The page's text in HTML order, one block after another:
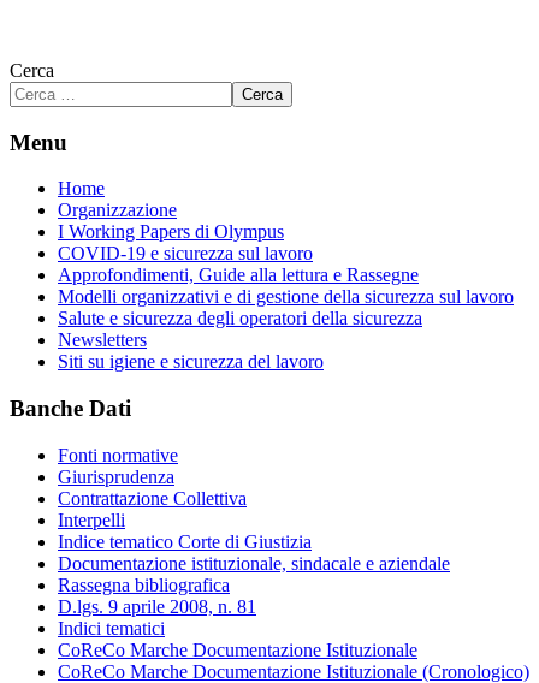
Cerca
Cerca
Menu
Home
Organizzazione
I Working Papers di Olympus
COVID-19 e sicurezza sul lavoro
Approfondimenti, Guide alla lettura e Rassegne
Modelli organizzativi e di gestione della sicurezza sul lavoro
Salute e sicurezza degli operatori della sicurezza
Newsletters
Siti su igiene e sicurezza del lavoro
Banche Dati
Fonti normative
Giurisprudenza
Contrattazione Collettiva
Interpelli
Indice tematico Corte di Giustizia
Documentazione istituzionale, sindacale e aziendale
Rassegna bibliografica
D.lgs. 9 aprile 2008, n. 81
Indici tematici
CoReCo Marche Documentazione Istituzionale
CoReCo Marche Documentazione Istituzionale (Cronologico)